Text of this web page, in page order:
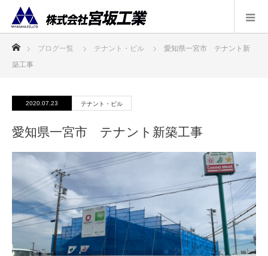
ブログ一覧 テナント・ビル
愛知県一宮市 テナント新
築工事
2020.07.23 テナント・ビル
愛知県一宮市 テナント新築工事